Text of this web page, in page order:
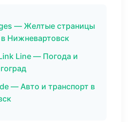
— Желтые страницы
Нижневартовск
Line — Погода и
— Авто и транспорт в